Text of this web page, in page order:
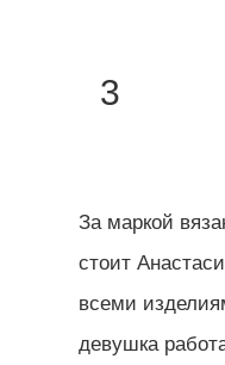
3
За маркой
стоит
всеми
девушка